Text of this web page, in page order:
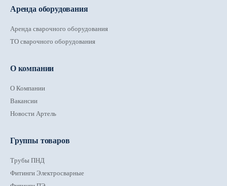
Аренда оборудования
Аренда сварочного оборудования
ТО сварочного оборудования
О компании
О Компании
Вакансии
Новости Артель
Группы товаров
Трубы ПНД
Фитинги Электросварные